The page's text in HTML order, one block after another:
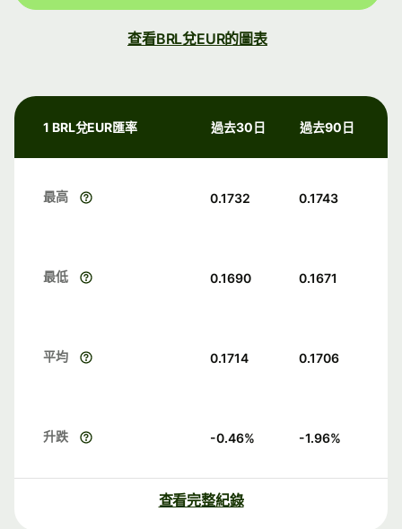
查看BRL兌EUR的圖表
1 BRL兌EUR匯率 過去30日 過去90日
最高 0.1732 0.1743
最低 0.1690 0.1671
平均 0.1714 0.1706
升跌 -0.46% -1.96%
查看完整紀錄